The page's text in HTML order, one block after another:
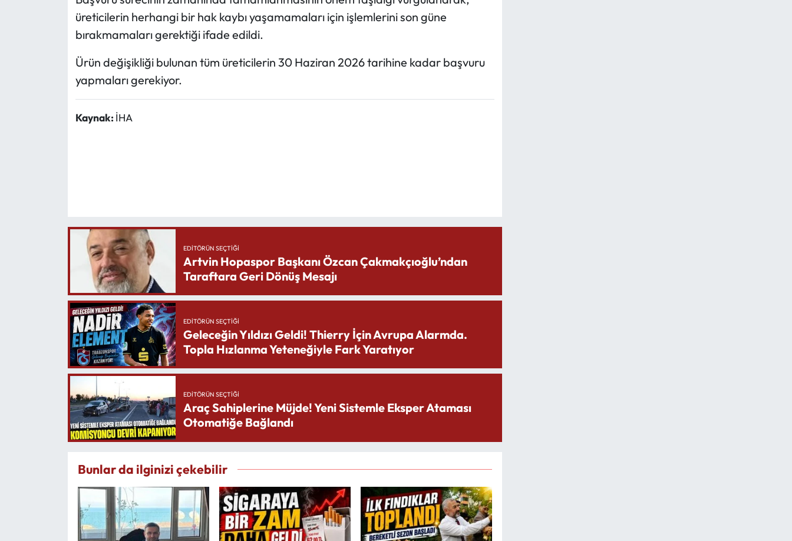
üreticilerin herhangi bir hak kaybı yaşamamaları için işlemlerini son güne
bırakmamaları gerektiği ifade edildi.
Ürün değişikliği bulunan tüm üreticilerin 30 Haziran 2026 tarihine kadar başvuru
yapmaları gerekiyor.
Kaynak: İHA
EDITÖRÜN SEÇTIĞI
Artvin Hopaspor Başkanı Özcan Çakmakçıoğlu’ndan
Taraftara Geri Dönüş Mesajı
EDITÖRÜN SEÇTIĞI
Geleceğin Yıldızı Geldi! Thierry İçin Avrupa Alarmda.
Topla Hızlanma Yeteneğiyle Fark Yaratıyor
EDITÖRÜN SEÇTIĞI
Araç Sahiplerine Müjde! Yeni Sistemle Eksper Ataması
Otomatiğe Bağlandı
Bunlar da ilginizi çekebilir